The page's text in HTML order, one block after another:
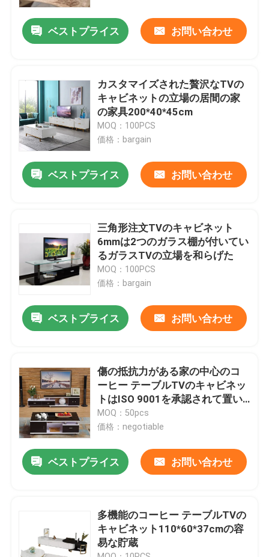
プロダクト
私達について
工場旅行
私達に連絡しなさい
引用を要求しなさい
家部屋の家具
食堂の家具
ベストプライス お問い合わせ
カスタマイズされた贅沢なTVの
キャビネットの立場の居間の家
の家具200*40*45cm
MOQ：100PCS
価格：bargain
ベストプライス お問い合わせ
三角形注文TVのキャビネット
6mmは2つのガラス棚が付いてい
るガラスTVの立場を和らげた
MOQ：100PCS
価格：bargain
ベストプライス お問い合わせ
傷の抵抗力がある家の中心のコ
ーヒー テーブルTVのキャビネッ
トはISO 9001を承認されて置い
た
MOQ：50pcs
価格：negotiable
ベストプライス お問い合わせ
多機能のコーヒー テーブルTVの
キャビネット110*60*37cmの容
易な貯蔵